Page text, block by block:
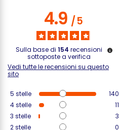
4.9/5
Sulla base di 154 recensioni
sottoposte a verifica
Vedi tutte le recensioni su questo
sito
5 stelle
140
4stelle
11
3 stelle
3
2stelle
0